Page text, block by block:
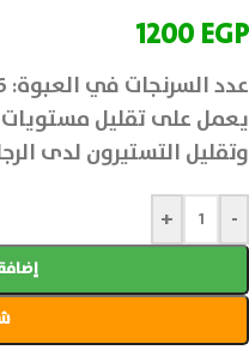
1200EGP
عدد السرنجات في العبوة: 6 سرنجات.
وتقليل التستيرون لدى
-
+